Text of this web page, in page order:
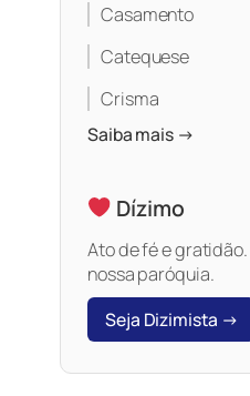
Casamento
Catequese
Crisma
Saiba mais →
Dízimo
Ato de fé e
nossa paróquia.
Seja Dizimista →